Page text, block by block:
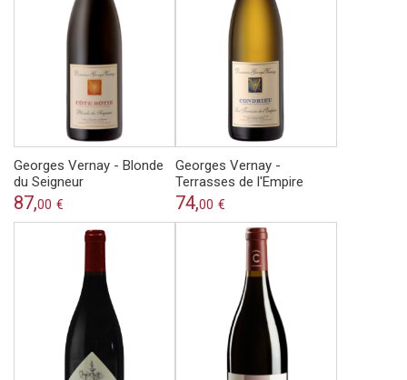
Georges Vernay - Blonde
du Seigneur
87,00 €
Georges Vernay -
Terrasses de l'Empire
74,00 €